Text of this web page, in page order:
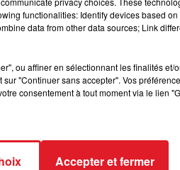
d'@Enediset
dans la soirée. Nouveau
functionalities: Identify devices based
data from other data sources; Link
ou affiner en sélectionnant les finalités et/
"Continuer sans accepter". Vos
consentement à tout moment via le lien
Accepter et fermer